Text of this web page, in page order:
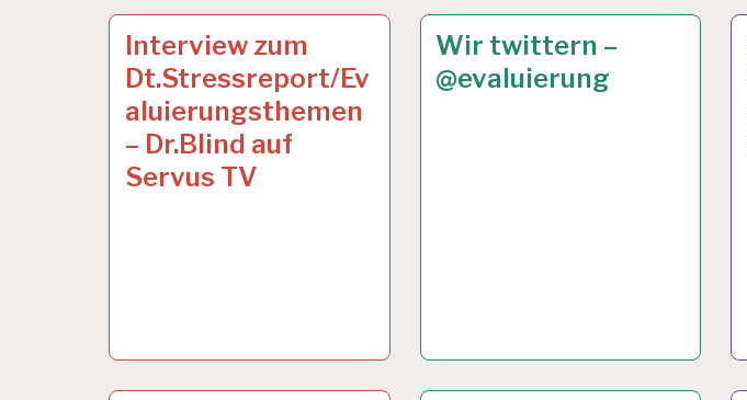
ARBEITSANALYSE…
Interview zum
Dt.Stressreport/Ev
aluierungsthemen
– Dr.Blind auf
Servus TV
29 JAN. 2013 ARBEITSANALYSE…
Wir twittern –
@evaluierung
25 JAN. 2013